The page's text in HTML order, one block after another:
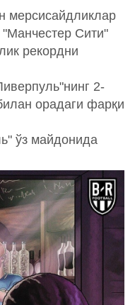
мерсисайдликлар
Сити"
рекордни
2-
орадаги фарқи
ўз майдонида